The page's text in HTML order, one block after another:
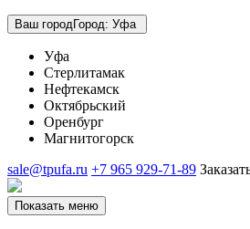
Ваш городГород: Уфа
Уфа
Стерлитамак
Нефтекамск
Октябрьский
Оренбург
Магнитогорск
sale@tpufa.ru +7 965 929-71-89
Показать меню